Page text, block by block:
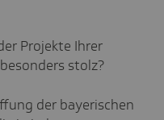
Projekte Ihrer
stolz?
der bayerischen